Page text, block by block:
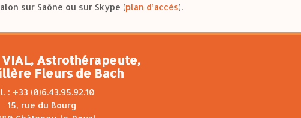
sur Saône ou sur Skype (plan d’accès).
Astrothérapeute,
Fleurs de Bach
: +33 (0)6.43.95.92.10
15, rue du Bourg